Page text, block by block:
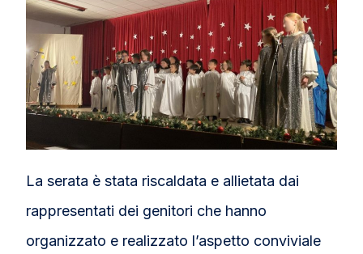
La serata è stata riscaldata e allietata dai
rappresentati dei genitori che hanno
organizzato e realizzato l’aspetto conviviale